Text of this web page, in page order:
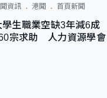
資訊 港聞 首頁新聞
學生職業空缺3年減6
宗求助 人力資源學會